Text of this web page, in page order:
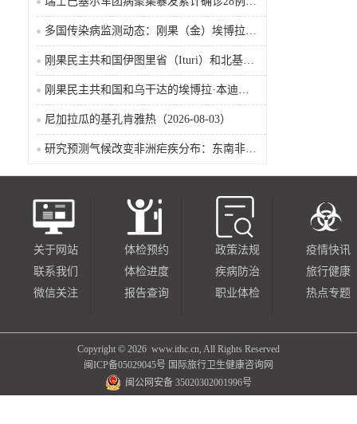
多国传染病监测动态：刚果（金）埃博拉确诊突破4000例
刚果民主共和国伊图里省（Ituri）和北基伍省（Nord-Kivu）的埃博拉·本迪布乔病毒病（2026-08-04）
刚果民主共和国和乌干达的埃博拉·本迪布乔病毒病（2026-08-04）
尼加拉瓜的基孔肯雅热（2026-08-03）
研究预测气候改变非洲疟疾分布：东南非风险上升，部分西非地区风险下降
关于网站
联系我们
微信关注
体检预约
体检进度
报告查询
政策法规
疾病防治
职业体检
疫情快讯
旅行健康
热点专题
Copyright © 2026 www.ithc.cn, All Rights Reserved
闽ICP备05029045号 国际旅行卫生健康咨询网
闽公网安备 35020302001996号